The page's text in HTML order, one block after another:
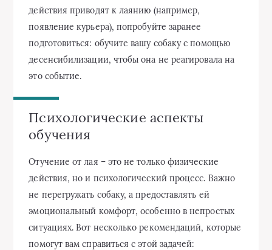
действия приводят к лаянию (например,
появление курьера), попробуйте заранее
подготовиться: обучите вашу собаку с помощью
десенсибилизации, чтобы она не реагировала на
это событие.
Психологические аспекты
обучения
Отучение от лая – это не только физические
действия, но и психологический процесс. Важно
не перегружать собаку, а предоставлять ей
эмоциональный комфорт, особенно в непростых
ситуациях. Вот несколько рекомендаций, которые
помогут вам справиться с этой задачей: